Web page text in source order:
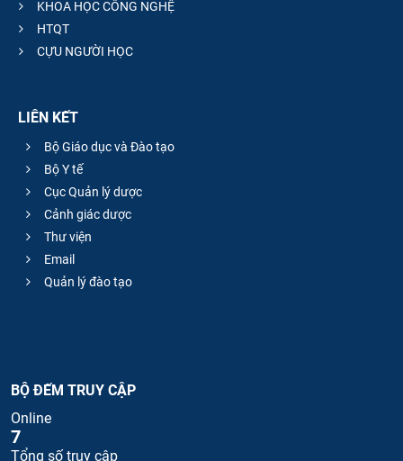
KHOA HỌC CÔNG NGHỆ
HTQT
CỰU NGƯỜI HỌC
LIÊN KẾT
Bộ Giáo dục và Đào tạo
Bộ Y tế
Cục Quản lý dược
Cảnh giác dược
Thư viện
Email
Quản lý đào tạo
BỘ ĐẾM TRUY CẬP
Online
7
Tổng số truy cập